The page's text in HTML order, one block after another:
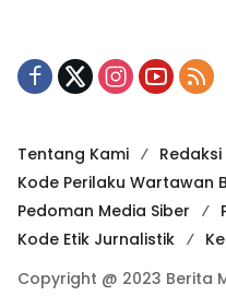
Tentang Kami
Redaksi
Kode Perilaku Wartawan
Pedoman Media Siber
Kode Etik Jurnalistik
Copyright @ 2023 Berita